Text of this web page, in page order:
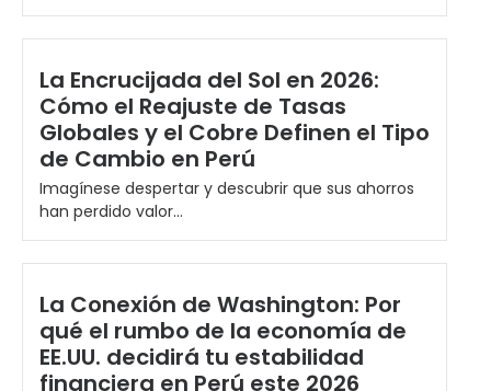
La Encrucijada del Sol en 2026:
Cómo el Reajuste de Tasas
Globales y el Cobre Definen el Tipo
de Cambio en Perú
Imagínese despertar y descubrir que sus ahorros
han perdido valor...
La Conexión de Washington: Por
qué el rumbo de la economía de
EE.UU. decidirá tu estabilidad
financiera en Perú este 2026